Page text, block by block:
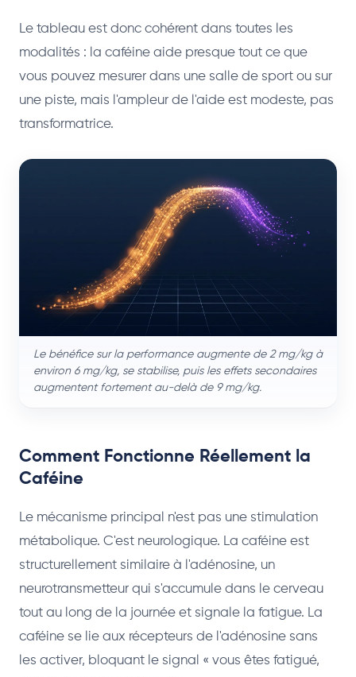
Le tableau est donc cohérent dans toutes les
modalités : la caféine aide presque tout ce que
vous pouvez mesurer dans une salle de sport ou sur
une piste, mais l'ampleur de l'aide est modeste, pas
transformatrice.
Le bénéfice sur la performance augmente de 2 mg/kg à
environ 6 mg/kg, se stabilise, puis les effets secondaires
augmentent fortement au-delà de 9 mg/kg.
Comment Fonctionne Réellement la
Caféine
Le mécanisme principal n'est pas une stimulation
métabolique. C'est neurologique. La caféine est
structurellement similaire à l'adénosine, un
neurotransmetteur qui s'accumule dans le cerveau
tout au long de la journée et signale la fatigue. La
caféine se lie aux récepteurs de l'adénosine sans
les activer, bloquant le signal « vous êtes fatigué,